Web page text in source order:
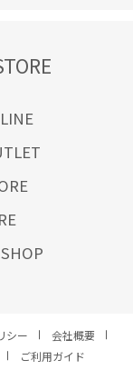
シー
会社概要
ご利用ガイド